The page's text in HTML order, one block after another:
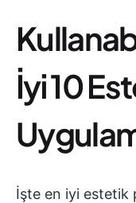
İyi 10
İşte en iyi estetik